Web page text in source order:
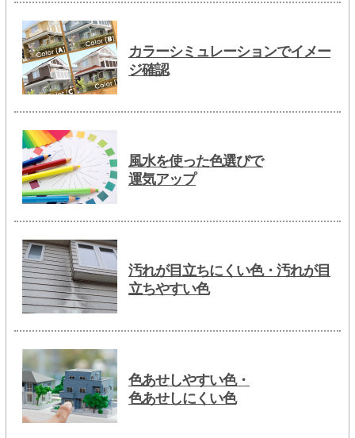
カラーシミュレーションでイメー
ジ確認
風水を使った色選びで
運気アップ
汚れが目立ちにくい色・汚れが目
立ちやすい色
色あせしやすい色・
色あせしにくい色